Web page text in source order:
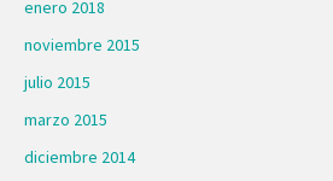
enero 2018
noviembre 2015
julio 2015
marzo 2015
diciembre 2014